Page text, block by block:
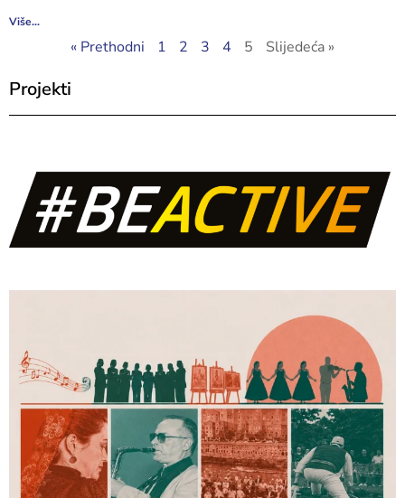
Više...
« Prethodni 1 2 3 4 5 Slijedeća »
Projekti